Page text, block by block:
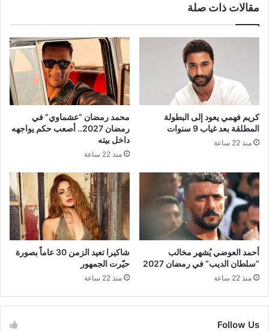
مقالات ذات صلة
كريم فهمي يعود إلى البطولة
المطلقة بعد غياب 9 سنوات
منذ 22 ساعة
محمد رمضان “عشماوي” في
رمضان 2027.. أصعب حكم يواجهه
داخل بيته
منذ 22 ساعة
أحمد العوضي يُشهر مخالب
“سلطان الديب” في رمضان 2027
منذ 22 ساعة
شاكيرا تعيد الزمن 30 عاماً بصورة
حيّرت الجمهور
منذ 22 ساعة
Follow Us